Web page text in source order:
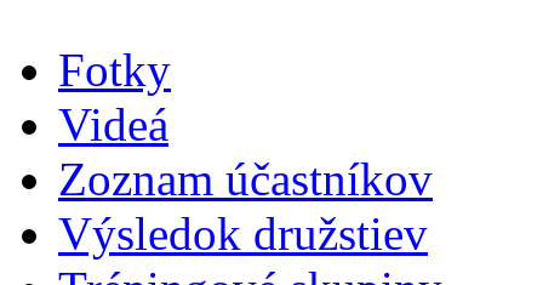
Fotky
Videá
Zoznam účastníkov
Výsledok družstiev